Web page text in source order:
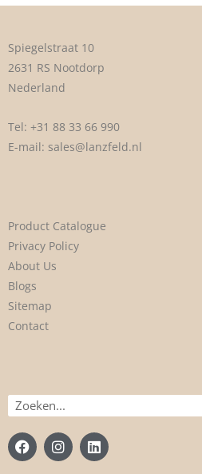
Spiegelstraat 10
2631 RS Nootdorp
Nederland
Tel: +31 88 33 66 990
E-mail: sales@lanzfeld.nl
Product Catalogue
Privacy Policy
About Us
Blogs
Sitemap
Contact
Zoek
F
a
c
I
n
s
L
i
n